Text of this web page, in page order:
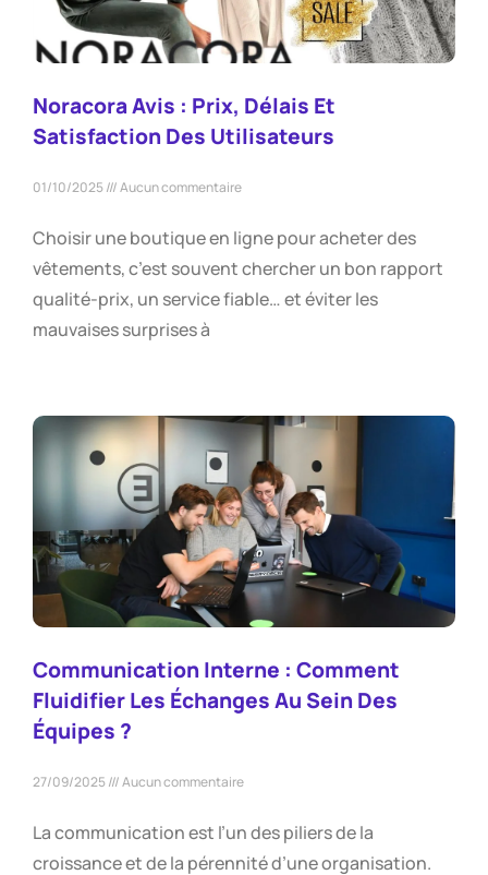
Noracora Avis : Prix, Délais Et
Satisfaction Des Utilisateurs
01/10/2025 Aucun commentaire
Choisir une boutique en ligne pour acheter des
vêtements, c’est souvent chercher un bon rapport
qualité-prix, un service fiable… et éviter les
mauvaises surprises à
Communication Interne : Comment
Fluidifier Les Échanges Au Sein Des
Équipes ?
27/09/2025 Aucun commentaire
La communication est l’un des piliers de la
croissance et de la pérennité d’une organisation.